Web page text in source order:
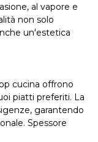
al vapore e
non solo
un'estetica
cucina offrono
piatti preferiti. La
garantendo
Spessore